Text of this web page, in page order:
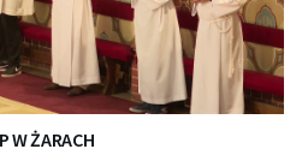
W ŻARACH